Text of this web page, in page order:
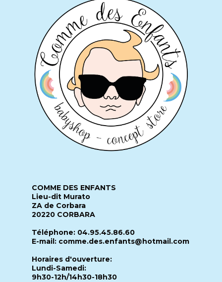
COMME DES ENFANTS
Lieu-dit Murato
ZA de Corbara
20220 CORBARA
Téléphone: 04.95.45.86.60
E-mail: comme.des.enfants@hotmail.com
Horaires d'ouverture:
Lundi-Samedi:
9h30-12h/14h30-18h30